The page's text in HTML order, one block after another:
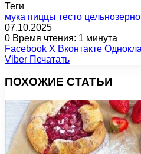
Теги
мука пиццы тесто
07.10.2025
0 Время чтения: 1 минута
Facebook X Вконтакте
Viber Печатать
ПОХОЖИЕ СТАТЬИ